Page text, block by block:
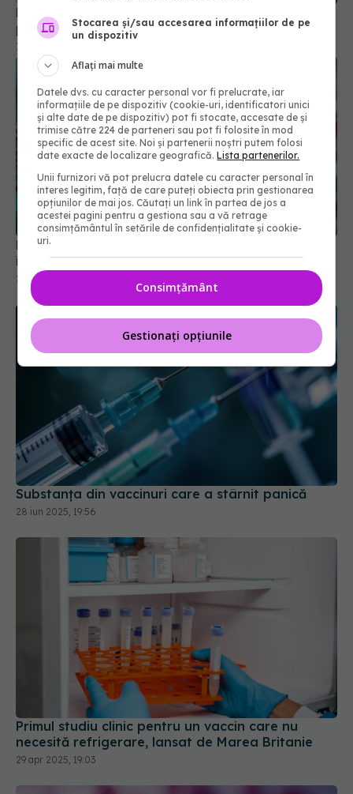
FDA aprobă vaccinul Novavax COVID, dar doar
pentru unii. Cine poate beneficia de el
19 mai 2025, 09:48
Primul vaccin împotriva cancerului pulmonar intră
în teste
27 noi 2025, 10:05
Substanța din vaccinuri care a stârnit panică
28 iun 2025, 19:56
Primul studiu clinic pentru un vaccin care nu
necesită refrigerare, lansat de Marea Britanie
29 apr 2025, 19:03
Stocarea și/sau accesarea informațiilor de pe
un dispozitiv
Aflați mai multe
Datele dvs. cu caracter personal vor fi prelucrate, iar
informațiile de pe dispozitiv (cookie-uri, identificatori unici
și alte date de pe dispozitiv) pot fi stocate, accesate de și
trimise către 224 de parteneri sau pot fi folosite în mod
specific de acest site. Noi și partenerii noștri putem folosi
date exacte de localizare geografică.Lista partenerilor.
Unii furnizori vă pot prelucra datele cu caracter personal în
interes legitim, față de care puteți obiecta prin gestionarea
opțiunilor de mai jos. Căutați un link în partea de jos a
acestei pagini pentru a gestiona sau a vă retrage
consimțământul în setările de confidențialitate și cookie-
uri.
Consimțământ
Gestionați opțiunile